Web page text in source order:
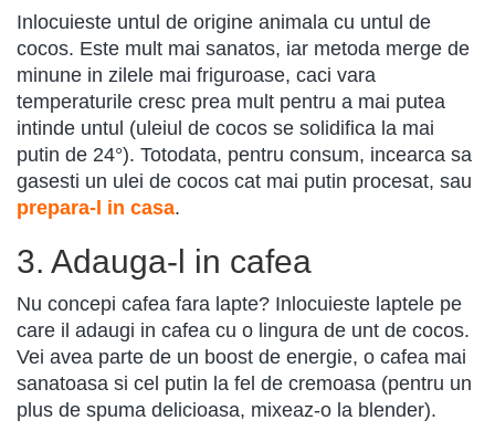
Inlocuieste untul de origine animala cu untul de
cocos. Este mult mai sanatos, iar metoda merge de
minune in zilele mai friguroase, caci vara
temperaturile cresc prea mult pentru a mai putea
intinde untul (uleiul de cocos se solidifica la mai
putin de 24°). Totodata, pentru consum, incearca sa
gasesti un ulei de cocos cat mai putin procesat, sau
prepara-l in casa.
3. Adauga-l in cafea
Nu concepi cafea fara lapte? Inlocuieste laptele pe
care il adaugi in cafea cu o lingura de unt de cocos.
Vei avea parte de un boost de energie, o cafea mai
sanatoasa si cel putin la fel de cremoasa (pentru un
plus de spuma delicioasa, mixeaz-o la blender).